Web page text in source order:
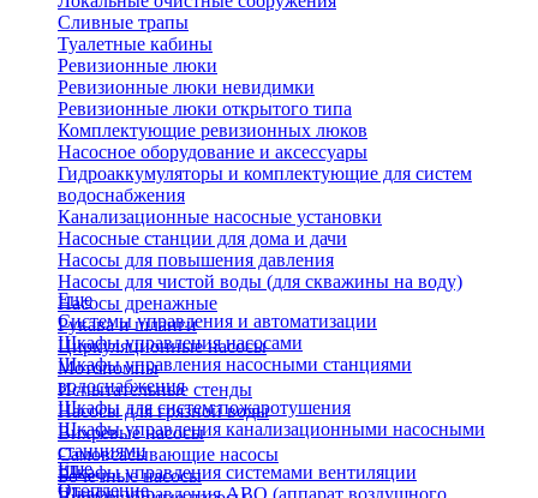
Сливные трапы
Туалетные кабины
Ревизионные люки
Ревизионные люки невидимки
Ревизионные люки открытого типа
Комплектующие ревизионных люков
Насосное оборудование и аксессуары
Гидроаккумуляторы и комплектующие для систем
водоснабжения
Канализационные насосные установки
Насосные станции для дома и дачи
Насосы для повышения давления
Насосы для чистой воды (для скважины на воду)
Насосы дренажные
Рукава и шланги
Циркуляционные насосы
Мотопомпы
Испытательные стенды
Насосы для грязной воды
Вихревые насосы
Самовсасывающие насосы
Бочечные насосы
Еще
Системы управления и автоматизации
Шкафы управления насосами
Шкафы управления насосными станциями
водоснабжения
Шкафы для систем пожаротушения
Шкафы управления канализационными насосными
станциями
Шкафы управления системами вентиляции
Шкафы управления АВО (аппарат воздушного
Еще
Отопление